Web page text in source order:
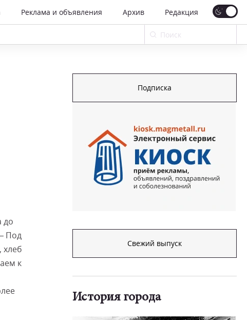
Реклама и объявления Архив Редакция
до
Под
хлеб
к
Подписка
Свежий выпуск
История города